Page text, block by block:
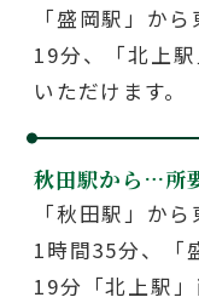
「盛岡駅」か
19分、「北上
いただけます。
秋田駅から…所
「秋田駅」か
1時間35分、「
19分「北上駅